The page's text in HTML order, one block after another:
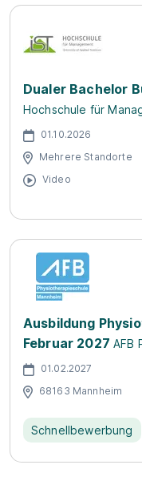
Dualer Bachelor
Hochschule für
01.10.2026
Mehrere Standorte
Video
Ausbildung
Februar 2027 AFB
01.02.2027
68163 Mannheim
Schnellbewerbung